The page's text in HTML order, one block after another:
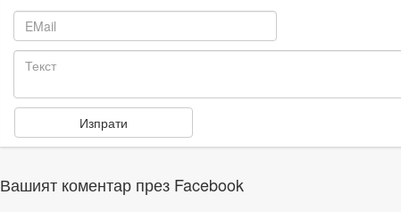
Вашият коментар през Facebook